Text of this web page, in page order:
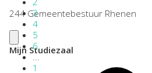
3
4
5
6
...
1
244 Gemeentebestuur Rhenen
Mijn Studiezaal